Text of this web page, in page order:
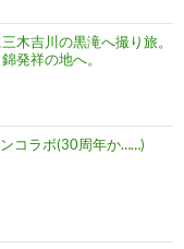
木吉川の黒滝へ撮り旅。
発祥の地へ。
ンコラボ(30周年か……)